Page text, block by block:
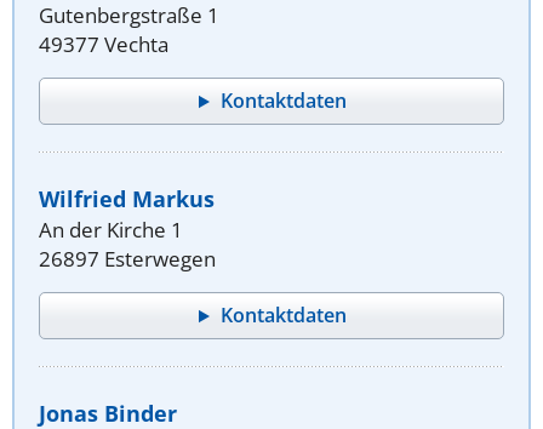
Gutenbergstraße 1
49377 Vechta
Kontaktdaten
Wilfried Markus
An der Kirche 1
26897 Esterwegen
Kontaktdaten
Jonas Binder